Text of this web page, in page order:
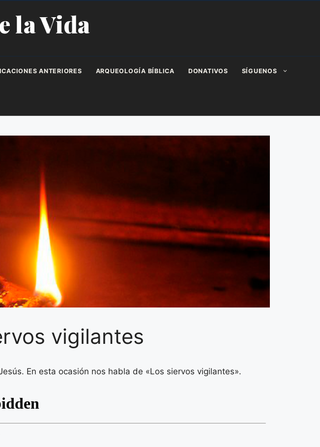
la Vida
ANTERIORES ARQUEOLOGÍA BÍBLICA DONATIVOS SÍGUENOS
vigilantes
En esta ocasión nos habla de «Los siervos vigilantes».